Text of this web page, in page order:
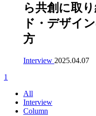
ら共創に取
ド・デザイ
方
Interview 2025.04.07
1
All
Interview
Column